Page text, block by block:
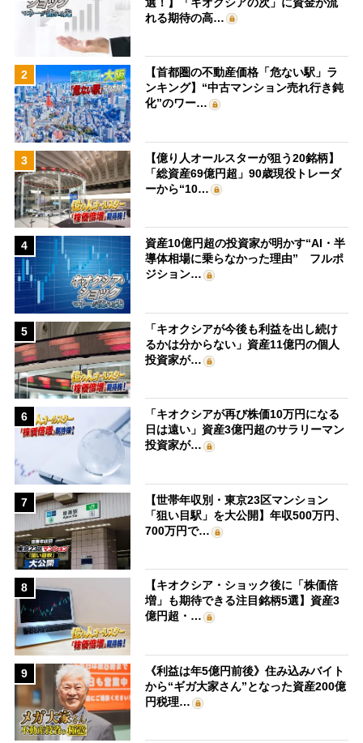
れる期待の高…
2
【首都圏の不動産価格「危ない駅」ラ
ンキング】“中古マンション売れ行き鈍
化”のワー…
3
【億り人オールスターが狙う20銘柄】
「総資産69億円超」90歳現役トレーダ
ーから“10…
4
資産10億円超の投資家が明かす“AI・半
導体相場に乗らなかった理由” フルポ
ジション…
5
「キオクシアが今後も利益を出し続け
るかは分からない」資産11億円の個人
投資家が…
6
「キオクシアが再び株価10万円になる
日は遠い」資産3億円超のサラリーマン
投資家が…
7
【世帯年収別・東京23区マンション
「狙い目駅」を大公開】年収500万円、
700万円で…
8
【キオクシア・ショック後に「株価倍
増」も期待できる注目銘柄5選】資産3
億円超・…
9
《利益は年5億円前後》住み込みバイト
から“ギガ大家さん”となった資産200億
円税理…